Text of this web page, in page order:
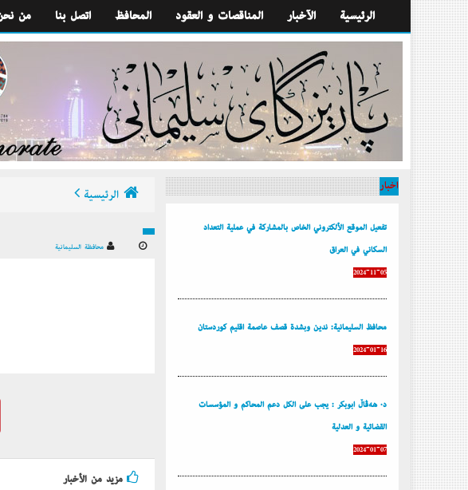
من اتصل بنا المحافظ المناقصات و العقود الآخبار الرئيسية
الرئيسية
محافظة السليمانية
مزيد من الأخبار
أخبار
تفعيل الموقع الألكتروني الخاص بالمشاركة في عملية التعداد
السكاني في العراق
2024-11-05
محافظ السليمانية: ندين وبشدة قصف عاصمة إقليم كوردستان
2024-01-16
د. هەڤاڵ أبوبكر : يجب على الكل دعم المحاكم و المؤسسات
القضائية و العدلية
2024-01-07